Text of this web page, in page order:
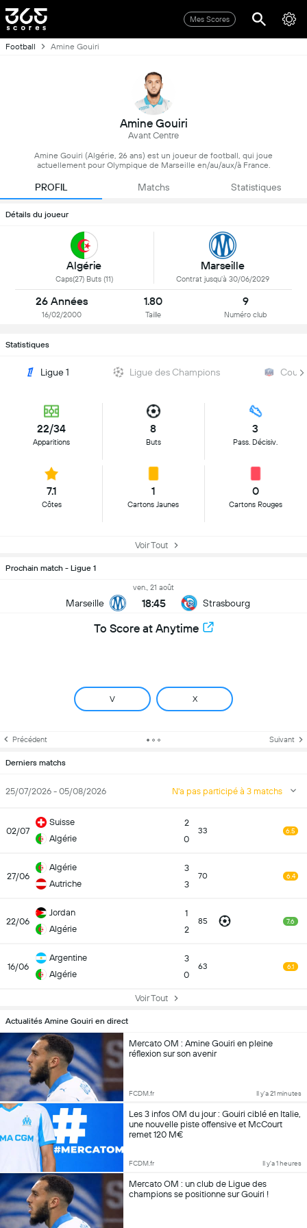
Mes Scores
Football Amine Gouiri
Amine Gouiri
Avant Centre
Amine Gouiri (Algérie, 26 ans) est un joueur de football, qui joue
actuellement pour Olympique de Marseille en/au/aux/à France.
PROFIL Matchs Statistiques
Détails du joueur
Algérie
Caps(27) Buts (11)
Marseille
Contrat jusqu'à 30/06/2029
26 Années
16/02/2000
1.80
Taille
9
Numéro club
Statistiques
Ligue 1 Ligue des Champions
22/34
Apparitions
8
Buts
3
Pass. Décisiv.
7.1
Côtes
1
Cartons Jaunes
0
Cartons Rouges
Voir Tout
Prochain match - Ligue 1
Marseille
ven., 21 août
18:45 Strasbourg
To Score at Anytime
V X
Précédent Suivant
Derniers matchs
25/07/2026 - 05/08/2026 N'a pas participé à 3 matchs
02/07
Suisse
Algérie
2
0
33 6.5
27/06
Algérie
Autriche
3
3
70 6.4
22/06
Jordan
Algérie
1
2
85 7.6
16/06
Argentine
Algérie
3
0
63 6.1
Voir Tout
Actualités Amine Gouiri en direct
Mercato OM : Amine Gouiri en pleine
réflexion sur son avenir
FCDM.fr Il y'a 21 minutes
Les 3 infos OM du jour : Gouiri ciblé en Italie,
une nouvelle piste offensive et McCourt
remet 120 M€
FCDM.fr Il y'a 1 heures
Mercato OM : un club de Ligue des
champions se positionne sur Gouiri !